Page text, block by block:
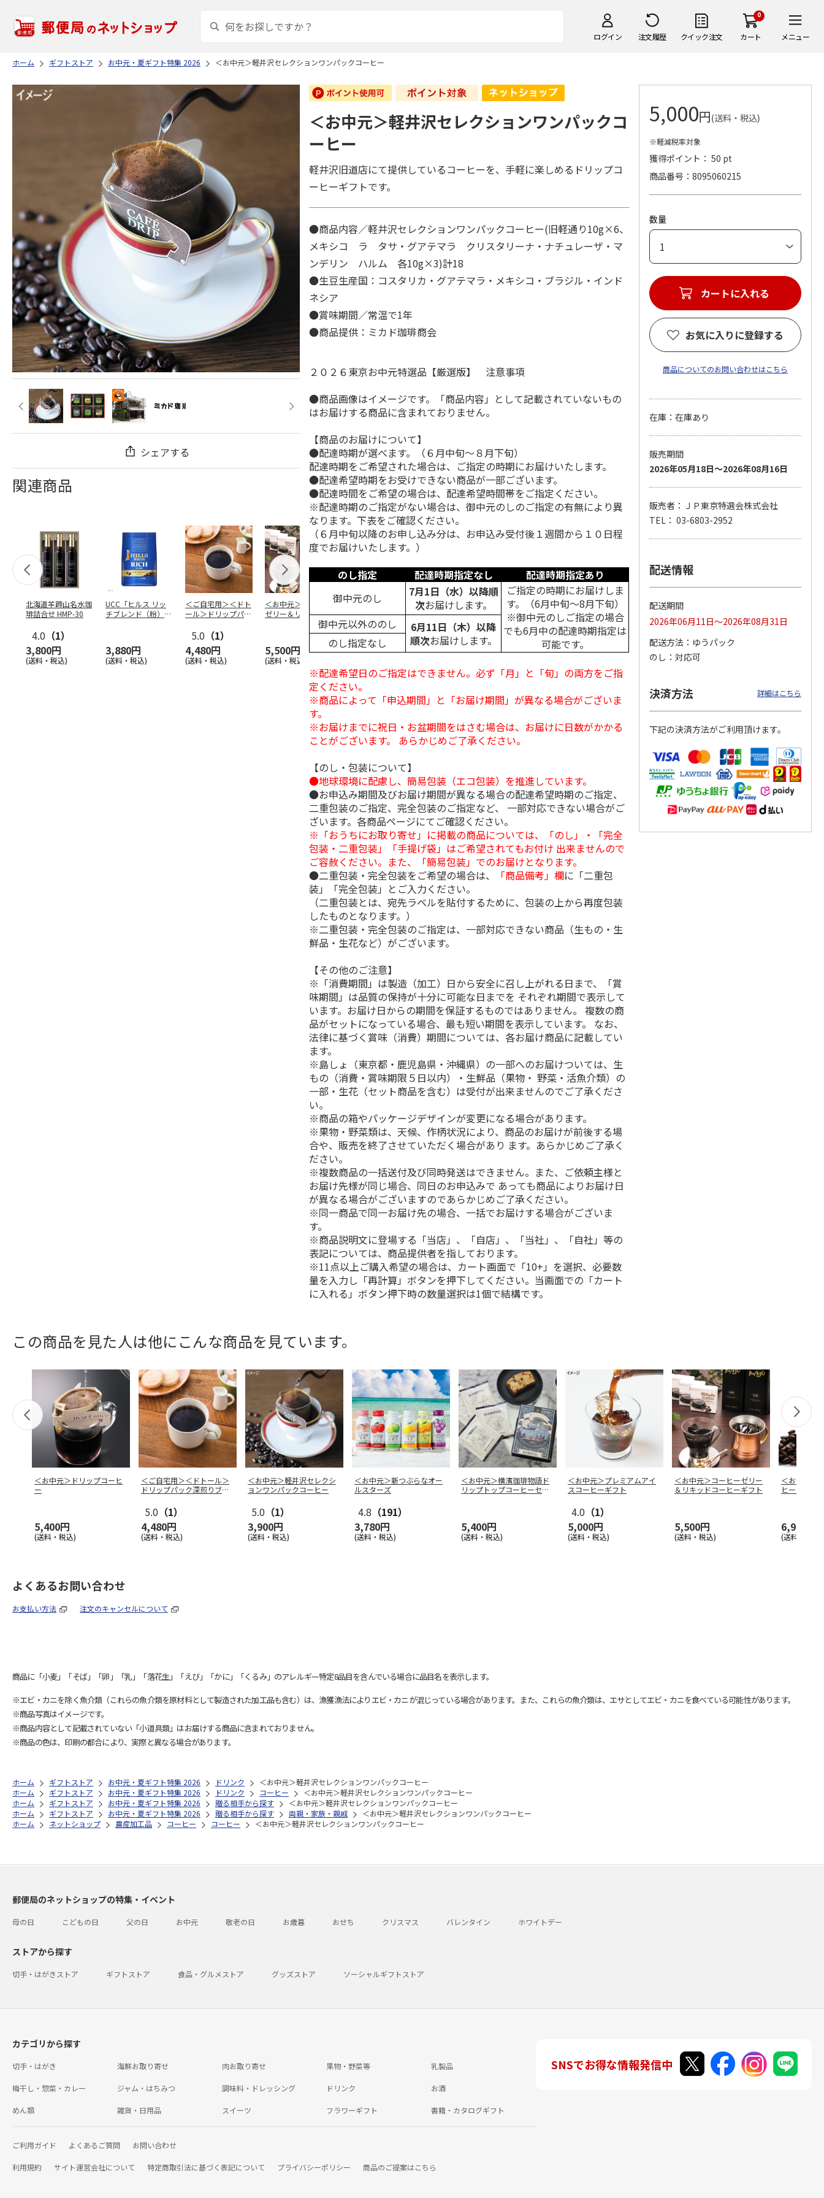
ログイン 注文履歴 クイック注文
0
カート メニュー
ホーム ギフトストア お中元・夏ギフト特集 2026 ＜お中元＞軽井沢セレクションワンパックコーヒー
シェアする
関連商品
北海道羊蹄山名水珈
琲詰合せ HMP-30
4.0 （1）
3,800円
(送料・税込)
UCC「ヒルス リッ
チブレンド（粉）」
3,880円
(送料・税込)
＜ご自宅用＞＜ドト
ール＞ドリップパッ
１０…
5.0 （1）
4,480円
(送料・税込)
＜お中元＞コーヒー
ゼリー＆リキッドコ
5,500円
(送料・税込)
＜お中元＞無糖アイ
スコーヒー４本
3,780円
＜お中元＞無糖アイ
スコーヒー１２本
6,980円
mikiya coffee
『With Flowers』
黄…
2,350円
＜お中元＞アイスコ
ーヒーセット
4,320円
スターバックス オ
ヒーギフトＡ【弔事
4.0
（1）
1,580円
(送料・税込)
赤…
＜お中元＞軽井沢セレクションワンパックコ
ーヒー
軽井沢旧道店にて提供しているコーヒーを、手軽に楽しめるドリップコ
ーヒーギフトです。
●商品内容／軽井沢セレクションワンパックコーヒー(旧軽通り10g×6、
メキシコ ラ タサ・グアテマラ クリスタリーナ・ナチュレーザ・マ
ンデリン ハルム 各10g×3)計18
●生豆生産国：コスタリカ・グアテマラ・メキシコ・ブラジル・インド
ネシア
●賞味期間／常温で1年
●商品提供：ミカド珈琲商会
２０２６東京お中元特選品【厳選版】 注意事項
●商品画像はイメージです。「商品内容」として記載されていないもの
はお届けする商品に含まれておりません。
【商品のお届けについて】
●配達時期が選べます。（６月中旬～８月下旬）
配達時期をご希望された場合は、ご指定の時期にお届けいたします。
●配達希望時期をお受けできない商品が一部ございます。
●配達時間をご希望の場合は、配達希望時間帯をご指定ください。
※配達時期のご指定がない場合は、御中元のしのご指定の有無により異
なります。下表をご確認ください。
（６月中旬以降のお申し込み分は、お申込み受付後１週間から１０日程
度でお届けいたします。）
のし指定
配達時期指定なし
配達時期指定あり
御中元のし
7月1日（水）以降順
次お届けします。
ご指定の時期にお届けしま
す。（6月中旬～8月下旬）
※御中元のしご指定の場合
でも6月中の配達時期指定は
可能です。
御中元以外ののし
6月11日（木）以降
順次お届けします。
のし指定なし
※配達希望日のご指定はできません。必ず「月」と「旬」の両方をご指
定ください。
※商品によって「申込期間」と「お届け期間」が異なる場合がございま
す。
※お届けまでに祝日・お盆期間をはさむ場合は、お届けに日数がかかる
ことがございます。 あらかじめご了承ください。
【のし・包装について】
●地球環境に配慮し、簡易包装（エコ包装）を推進しています。
●お申込み期間及びお届け期間が異なる場合の配達希望時期のご指定、
二重包装のご指定、完全包装のご指定など、 一部対応できない場合がご
ざいます。各商品ページにてご確認ください。
※「おうちにお取り寄せ」に掲載の商品については、「のし」・「完全
包装・二重包装」「手提げ袋」はご希望されてもお付け 出来ませんので
ご容赦ください。また、「簡易包装」でのお届けとなります。
●二重包装・完全包装をご希望の場合は、
「商品備考」欄に「二重包
装」「完全包装」とご入力ください。
（二重包装とは、宛先ラベルを貼付するために、包装の上から再度包装
したものとなります。）
※二重包装・完全包装のご指定は、一部対応できない商品（生もの・生
鮮品・生花など）がございます。
【その他のご注意】
※「消費期間」は製造（加工）日から安全に召し上がれる日まで、「賞
味期間」は品質の保持が十分に可能な日までを それぞれ期間で表示して
います。お届け日からの期間を保証するものではありません。 複数の商
品がセットになっている場合、最も短い期間を表示しています。 なお、
法律に基づく賞味（消費）期間については、各お届け商品に記載してい
ます。
※島しょ（東京都・鹿児島県・沖縄県）の一部へのお届けついては、生
もの（消費・賞味期限５日以内）・生鮮品（果物・ 野菜・活魚介類）の
一部・生花（セット商品を含む）は受付が出来ませんのでご了承くださ
い。
※商品の箱やパッケージデザインが変更になる場合があります。
※果物・野菜類は、天候、作柄状況により、商品のお届けが前後する場
合や、販売を終了させていただく場合があり ます。あらかじめご了承く
ださい。
※複数商品の一括送付及び同時発送はできません。また、ご依頼主様と
お届け先様が同じ場合、同日のお申込みで あっても商品によりお届け日
が異なる場合がございますのであらかじめご了承ください。
※同一商品で同一お届け先の場合、一括でお届けする場合がございま
す。
※商品説明文に登場する「当店」、「自店」、「当社」、「自社」等の
表記については、商品提供者を指しております。
※11点以上ご購入希望の場合は、カート画面で「10+」を選択、必要数
量を入力し「再計算」ボタンを押下してください。当画面での「カート
に入れる」ボタン押下時の数量選択は1個で結構です。
5,000円(送料・税込)
※軽減税率対象
獲得ポイント： 50 pt
商品番号
8095060215
数量
カートに入れる
お気に入りに登録する
商品についてのお問い合わせはこちら
在庫：在庫あり
販売期間
2026年05月18日～2026年08月16日
販売者：ＪＰ東京特選会株式会社
TEL： 03-6803-2952
配送情報
配送期間
2026年06月11日～2026年08月31日
配送方法
ゆうパック
のし
対応可
決済方法 詳細はこちら
下記の決済方法がご利用頂けます。
この商品を見た人は他にこんな商品を見ています。
＜お中元＞ドリップコーヒ
ー
5,400円
(送料・税込)
＜ご自宅用＞＜ドトール＞
ドリップパック深煎りブレ
5.0 （1）
4,480円
(送料・税込)
＜お中元＞軽井沢セレクシ
ョンワンパックコーヒー
5.0 （1）
3,900円
(送料・税込)
＜お中元＞新つぶらなオー
ルスターズ
4.8 （191）
3,780円
(送料・税込)
＜お中元＞横濱珈琲物語ド
リップトップコーヒーセッ
5,400円
(送料・税込)
＜お中元＞プレミアムアイ
スコーヒーギフト
4.0 （1）
5,000円
(送料・税込)
＜お中元＞コーヒーゼリー
＆リキッドコーヒーギフト
5,500円
(送料・税込)
＜お中元＞
ヒー１２本
6,980円
(送料・税込)
よくあるお問い合わせ
お支払い方法 注文のキャンセルについて
商品に「小麦」「そば」「卵」「乳」「落花生」「えび」「かに」「くるみ」のアレルギー特定8品目を含んでいる場合に品目名を表示します。
※エビ・カニを除く魚介類（これらの魚介類を原材料として製造された加工品も含む）は、漁獲漁法によりエビ・カニが混じっている場合があります。また、これらの魚介類は、エサとしてエビ・カニを食べている可能性があります。
※商品写真はイメージです。
※商品内容として記載されていない「小道具類」はお届けする商品に含まれておりません。
※商品の色は、印刷の都合により、実際と異なる場合があります。
ホーム ギフトストア お中元・夏ギフト特集 2026 ドリンク
＜お中元＞軽井沢セレクションワンパックコーヒー
ホーム
ギフトストア お中元・夏ギフト特集 2026 ドリンク コーヒー
＜お中元＞軽井沢セレクションワンパックコーヒー
ホーム
ギフトストア お中元・夏ギフト特集 2026 贈る相手から探す
＜お中元＞軽井沢セレクションワンパックコーヒー
ホーム
ギフトストア お中元・夏ギフト特集 2026 贈る相手から探す 両親・家族・親戚
＜お中元＞軽井沢セレクションワンパックコーヒー
ホーム
ネットショップ 農産加工品 コーヒー コーヒー ＜お中元＞軽井沢セレクションワンパックコーヒー
郵便局のネットショップの特集・イベント
母の日 こどもの日 父の日 お中元 敬老の日 お歳暮 おせち クリスマス バレンタイン ホワイトデー
ストアから探す
切手・はがきストア ギフトストア 食品・グルメストア グッズストア ソーシャルギフトストア
カテゴリから探す
切手・はがき 海鮮お取り寄せ 肉お取り寄せ 果物・野菜等 乳製品
梅干し・惣菜・カレー ジャム・はちみつ 調味料・ドレッシング ドリンク お酒
めん類 雑貨・日用品 スイーツ フラワーギフト 書籍・カタログギフト
ご利用ガイド よくあるご質問 お問い合わせ
利用規約 サイト運営会社について 特定商取引法に基づく表記について プライバシーポリシー 商品のご提案はこちら
SNSでお得な情報発信中